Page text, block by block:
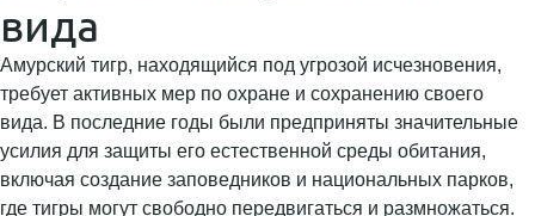
вида
Амурский тигр, находящийся под угрозой исчезновения,
требует активных мер по охране и сохранению своего
вида. В последние годы были предприняты значительные
усилия для защиты его естественной среды обитания,
включая создание заповедников и национальных парков,
где тигры могут свободно передвигаться и размножаться.